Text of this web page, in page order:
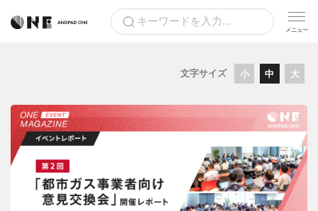
文字サイズ 小 中 大